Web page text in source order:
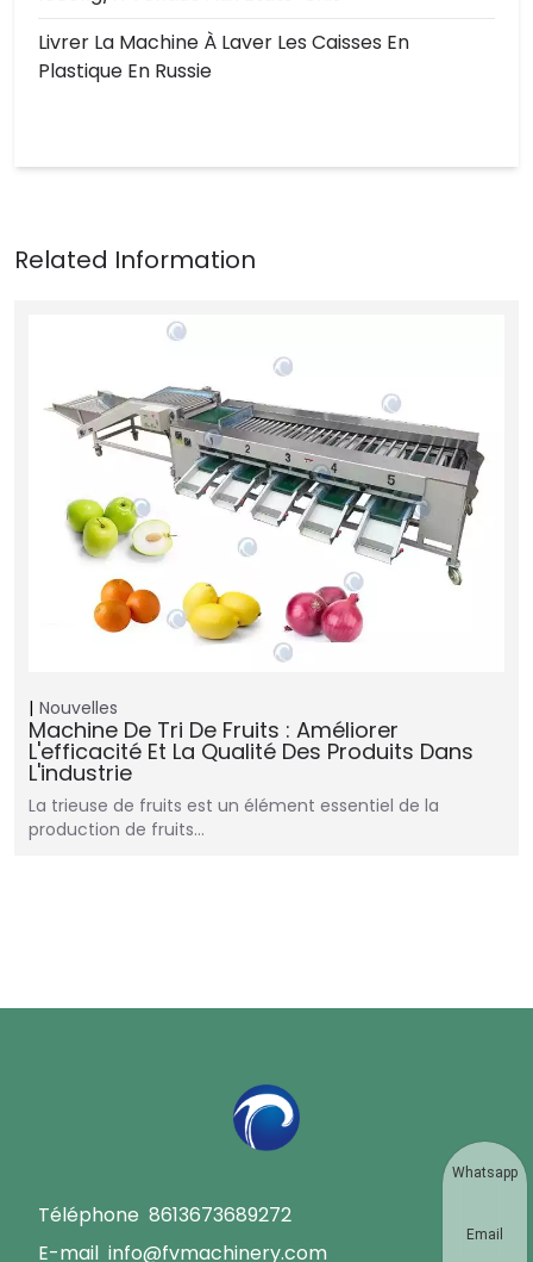
Livrer La Machine À Laver Les Caisses En
Plastique En Russie
Nouvelles
Machine De Tri De Fruits : Améliorer
L'efficacité Et La Qualité Des Produits Dans
L'industrie
La trieuse de fruits est un élément essentiel de la
production de fruits…
Téléphone 8613673689272
E-mail info@fvmachinery.com
Whatsapp
Email